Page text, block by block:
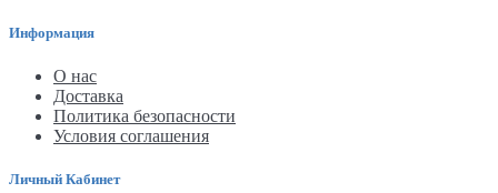
Информация
О нас
Доставка
Политика безопасности
Условия соглашения
Личный Кабинет